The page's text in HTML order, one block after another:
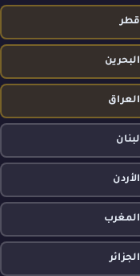
قطر
البحرين
العراق
لبنان
الأردن
المغرب
الجزائر